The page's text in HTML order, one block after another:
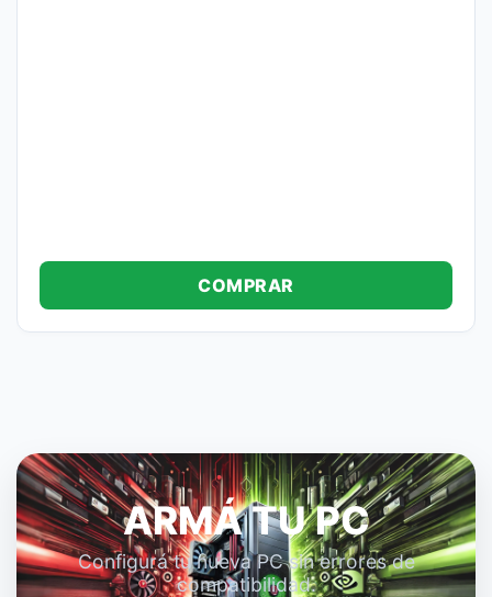
COMPRAR
ARMÁ TU PC
Configurá tu nueva PC sin errores de
compatibilidad.